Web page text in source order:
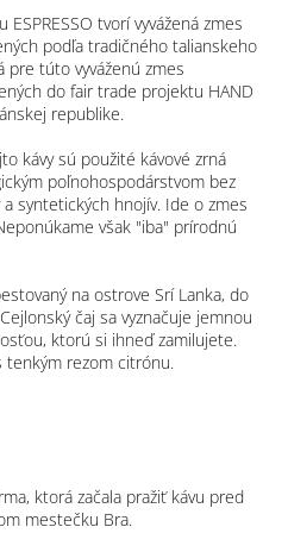
ESPRESSO tvorí vyvážená zmes
podľa tradičného talianskeho
pre túto vyváženú zmes
do fair trade projektu HAND
republike.
kávy sú použité kávové zrná
poľnohospodárstvom bez
syntetických hnojív. Ide o zmes
však "iba" prírodnú
na ostrove Srí Lanka, do
čaj sa vyznačuje jemnou
ktorú si ihneď zamilujete.
tenkým rezom citrónu.
ktorá začala pražiť kávu pred
mestečku Bra.